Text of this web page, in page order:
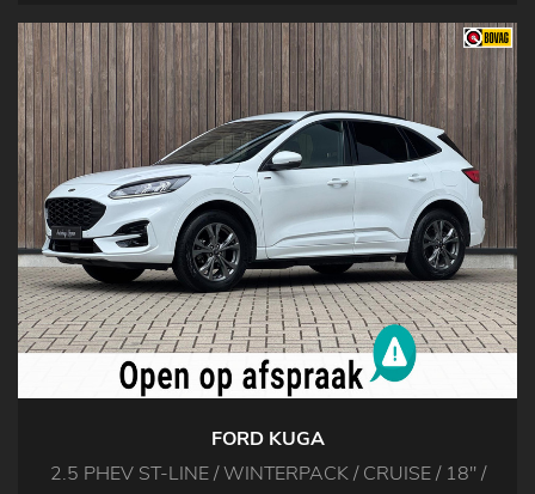
FORD KUGA
2.5 PHEV ST-LINE / WINTERPACK / CRUISE / 18'' /